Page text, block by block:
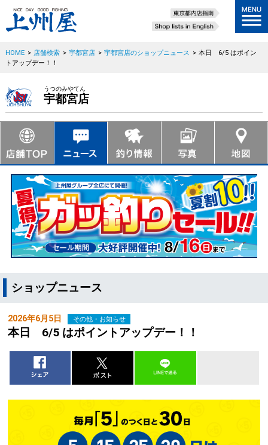
HOME > 店舗検索 > 宇都宮店 > 宇都宮店のショップニュース > 本日 6/5 はポイン
トアップデー！！
うつのみやてん
宇都宮店
ショップニュース
2026年6月5日 その他・お知らせ
本日 6/5 はポイントアップデー！！